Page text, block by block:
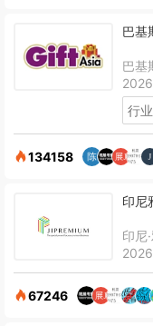
巴基
巴基
行
134158
印尼
印尼
67246